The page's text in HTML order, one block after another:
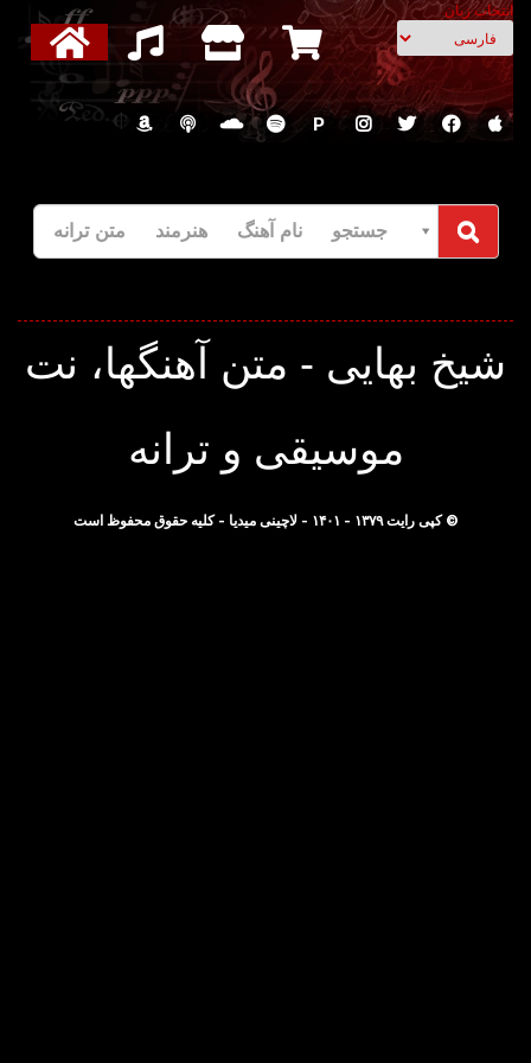
انتخاب زبان
P
جستجو نام آهنگ هنرمند متن ترانه
شیخ بهایی - متن آهنگها، نت
موسیقی و ترانه
© کپی رایت ۱۳۷۹ - ۱۴۰۱ - لاچینی میدیا - کلیه حقوق محفوظ است